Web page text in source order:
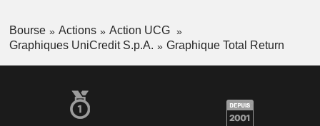
Bourse Actions
Action UCG
Graphiques UniCredit S.p.A.
Graphique Total Return